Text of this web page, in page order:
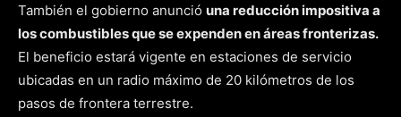
También el gobierno anunció una reducción impositiva a
los combustibles que se expenden en áreas fronterizas.
El beneficio estará vigente en estaciones de servicio
ubicadas en un radio máximo de 20 kilómetros de los
pasos de frontera terrestre.